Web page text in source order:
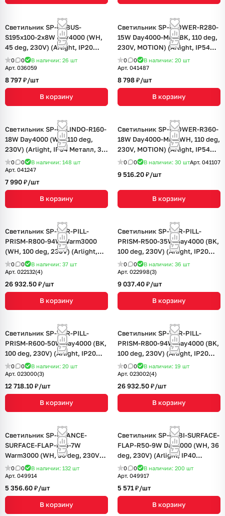
Светильник SP-CUBUS-
S195x100-2x8W Day4000 (WH,
45 deg, 230V) (Arlight, IP20
Металл, 3 года)
0 0 В наличии: 26 шт
Арт. 036059
8 797 ₽/шт
В корзину
Светильник SP-FLOWER-R280-
15W Day4000-MIX (BK, 110 deg,
230V, MOTION) (Arlight, IP54
Пластик, 3 года)
0 0 В наличии: 20 шт
Арт. 041487
8 798 ₽/шт
В корзину
Светильник SP-CYLINDO-R160-
18W Day4000 (WH, 110 deg,
230V) (Arlight, IP54 Металл, 3
года)
0 0 В наличии: 148 шт
Арт. 041247
7 990 ₽/шт
В корзину
Светильник SP-FLOWER-R360-
18W Day4000-MIX (WH, 110 deg,
230V, MOTION) (Arlight, IP54
Пластик, 3 года)
0 0 В наличии: 30 штАрт. 041107
9 516.20 ₽/шт
В корзину
Светильник SP-TOR-PILL-
PRISM-R800-94W Warm3000
(WH, 100 deg, 230V) (Arlight,
IP20 Металл, 3 года)
0 0 В наличии: 37 шт
Арт. 022132(4)
26 932.50 ₽/шт
В корзину
Светильник SP-TOR-PILL-
PRISM-R500-35W Day4000 (BK,
100 deg, 230V) (Arlight, IP20
Металл, 3 года)
0 0 В наличии: 36 шт
Арт. 022998(3)
9 037.40 ₽/шт
В корзину
Светильник SP-TOR-PILL-
PRISM-R600-50W Day4000 (BK,
100 deg, 230V) (Arlight, IP20
Металл, 3 года)
0 0 В наличии: 20 шт
Арт. 023000(3)
12 718.10 ₽/шт
В корзину
Светильник SP-TOR-PILL-
PRISM-R800-94W Day4000 (BK,
100 deg, 230V) (Arlight, IP20
Металл, 3 года)
0 0 В наличии: 19 шт
Арт. 023002(4)
26 932.50 ₽/шт
В корзину
Светильник SP-NUANCE-
SURFACE-FLAP-R35-7W
Warm3000 (WH, 36 deg, 230V)
(Arlight, IP40 Металл, 5 лет)
0 0 В наличии: 132 шт
Арт. 049914
5 356.60 ₽/шт
В корзину
Светильник SP-GABI-SURFACE-
FLAP-R50-9W Day4000 (WH, 36
deg, 230V) (Arlight, IP40
Металл, 5 лет)
0 0 В наличии: 200 шт
Арт. 049917
5 571 ₽/шт
В корзину